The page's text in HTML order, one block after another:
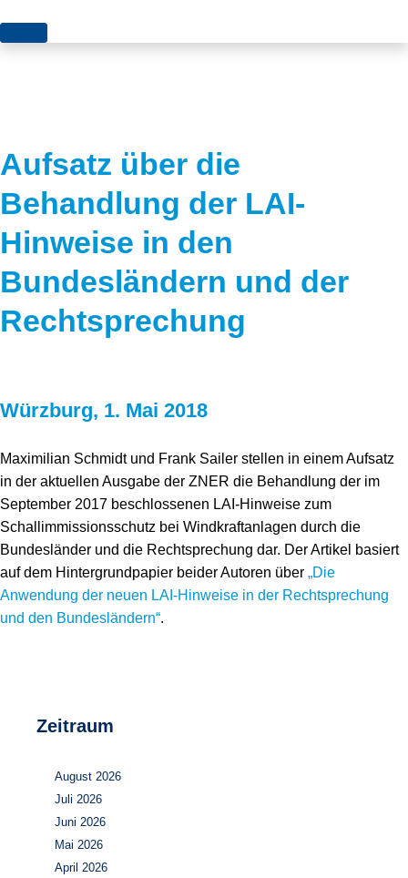
Themen
Flächen
Genehmigungen
Grundsatzfragen
Märkte
Netze
Speicher
Stromerzeugung
Wärme
Wasserstoff
News
Blog
Karriere
Über uns
Stiftungsporträt
Forschungsnetzwerk
Bibliothek
Newsletter
Infomaterial
Schriften zum Umweltenergierecht
Aufsatz über die
Behandlung der LAI-
Hinweise in den
Bundesländern und der
Rechtsprechung
Würzburg, 1. Mai 2018
Maximilian Schmidt und Frank Sailer stellen in einem Aufsatz
in der aktuellen Ausgabe der ZNER die Behandlung der im
September 2017 beschlossenen LAI-Hinweise zum
Schallimmissionsschutz bei Windkraftanlagen durch die
Bundesländer und die Rechtsprechung dar. Der Artikel basiert
auf dem Hintergrundpapier beider Autoren über „Die
Anwendung der neuen LAI-Hinweise in der Rechtsprechung
und den Bundesländern“.
Zeitraum
August 2026
Juli 2026
Juni 2026
Mai 2026
April 2026